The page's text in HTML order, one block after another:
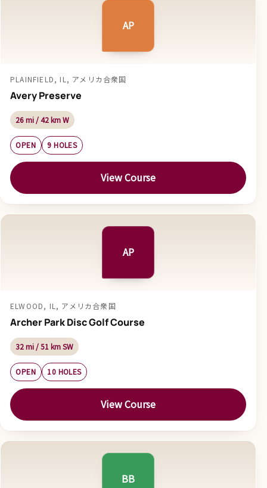
AP
PLAINFIELD, IL, アメリカ合衆国
Avery Preserve
26 mi / 42 km W
OPEN 9 HOLES
View Course
AP
ELWOOD, IL, アメリカ合衆国
Archer Park Disc Golf Course
32 mi / 51 km SW
OPEN 10 HOLES
View Course
BB